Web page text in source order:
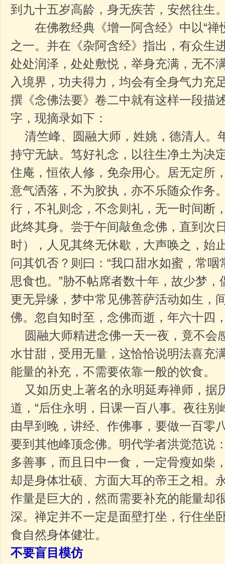
到九十五岁高龄，身无疾苦，安然往生
在佛教经典《增一阿含经》中以“禅
之一。并在《杂阿含经》指出，有众生
处处润泽，处处敷悦，举身充满，无不
入境界，功夫得力，均会有全身气力充
撰《念佛法要》卷二中就有这样一段描
字，现摘录如下：
清竺峰、圆融大师，姓姚，德清人。
持守无缺。笃好礼念，以往生净土为决
住庵，恒依人修，免杂用心。居无定所
意气洒落，不为胶执，亦不乐随众作务
行，不礼则念，不念则礼，无一时间断
此终其身。尝于午间敲鱼念佛，直到次
时），人见其终无休歇，大声唤之，始
问其饥否？则曰：“我口甜水如蜜，常
思食也。”胁不帖席者数十年，故少梦
更无异缘，梦中常见佛菩萨活动如生，
佛。忽自知时至，念佛而逝，年六十四
圆融大师精进念佛一天一夜，竟不会
水甘甜，受用无量，这恰恰说明法喜充
能量的补充，不需要依靠一般的饮食。
又如历史上著名的永明延寿禅师，据
道，“后住永明，日课一百八事。夜往别
由早到晚，讲经、作佛事，要做一百零
要到其他峰顶念佛。明代学者洪觉范说
多善事，而且日中一食，一定骨瘦如柴
却是身体壮硕、方面大耳的帝王之相。
作量是巨大的，然而需要补充的能量却
深。禅定并不一定是面壁打坐，行住坐
食自然身体健壮。
不要盲目模仿